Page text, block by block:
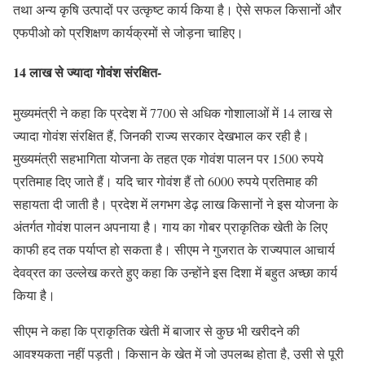
तथा अन्य कृषि उत्पादों पर उत्कृष्ट कार्य किया है। ऐसे सफल किसानों और
एफपीओ को प्रशिक्षण कार्यक्रमों से जोड़ना चाहिए।
14 लाख से ज्यादा गोवंश संरक्षित-
मुख्यमंत्री ने कहा कि प्रदेश में 7700 से अधिक गोशालाओं में 14 लाख से
ज्यादा गोवंश संरक्षित हैं, जिनकी राज्य सरकार देखभाल कर रही है।
मुख्यमंत्री सहभागिता योजना के तहत एक गोवंश पालन पर 1500 रुपये
प्रतिमाह दिए जाते हैं। यदि चार गोवंश हैं तो 6000 रुपये प्रतिमाह की
सहायता दी जाती है। प्रदेश में लगभग डेढ़ लाख किसानों ने इस योजना के
अंतर्गत गोवंश पालन अपनाया है। गाय का गोबर प्राकृतिक खेती के लिए
काफी हद तक पर्याप्त हो सकता है। सीएम ने गुजरात के राज्यपाल आचार्य
देवव्रत का उल्लेख करते हुए कहा कि उन्होंने इस दिशा में बहुत अच्छा कार्य
किया है।
सीएम ने कहा कि प्राकृतिक खेती में बाजार से कुछ भी खरीदने की
आवश्यकता नहीं पड़ती। किसान के खेत में जो उपलब्ध होता है, उसी से पूरी